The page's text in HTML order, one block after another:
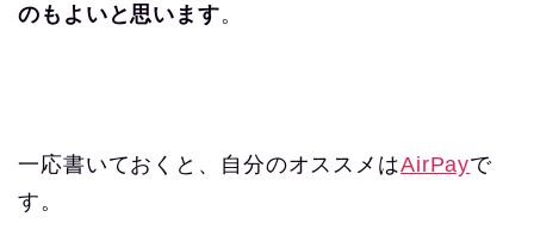
のもよいと思います。
一応書いておくと、自分のオススメはAirPayで
す。